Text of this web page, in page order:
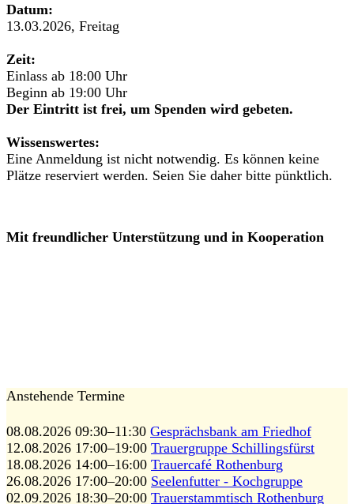
Datum:
13.03.2026, Freitag
Zeit:
Einlass ab 18:00 Uhr
Beginn ab 19:00 Uhr
Der Eintritt ist frei, um Spenden wird gebeten.
Wissenswertes:
Eine Anmeldung ist nicht notwendig. Es können keine
Plätze reserviert werden. Seien Sie daher bitte pünktlich.
Mit freundlicher Unterstützung und in Kooperation
Anstehende Termine
08.08.2026 09:30–11:30 Gesprächsbank am Friedhof
12.08.2026 17:00–19:00 Trauergruppe Schillingsfürst
18.08.2026 14:00–16:00 Trauercafé Rothenburg
26.08.2026 17:00–20:00 Seelenfutter - Kochgruppe
02.09.2026 18:30–20:00 Trauerstammtisch Rothenburg